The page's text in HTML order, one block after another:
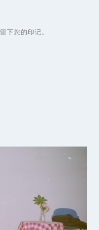
下您的印记。